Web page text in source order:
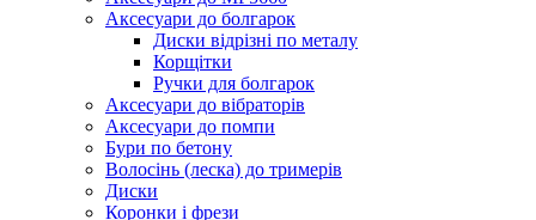
Аксесуари до болгарок
Диски відрізні по металу
Корщітки
Ручки для болгарок
Аксесуари до вібраторів
Аксесуари до помпи
Бури по бетону
Волосінь (леска) до тримерів
Диски
Коронки і фрези